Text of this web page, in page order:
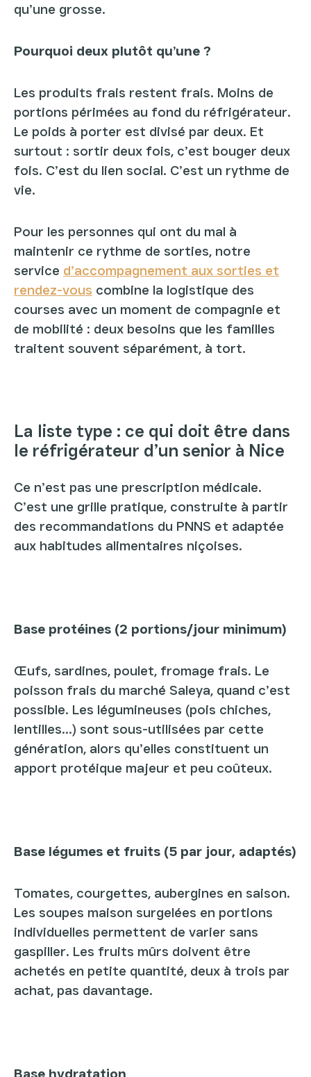
qu’une grosse.
Pourquoi deux plutôt qu’une ?
Les produits frais restent frais. Moins de
portions périmées au fond du réfrigérateur.
Le poids à porter est divisé par deux. Et
surtout : sortir deux fois, c’est bouger deux
fois. C’est du lien social. C’est un rythme de
vie.
Pour les personnes qui ont du mal à
maintenir ce rythme de sorties, notre
service d’accompagnement aux sorties et
rendez-vous combine la logistique des
courses avec un moment de compagnie et
de mobilité : deux besoins que les familles
traitent souvent séparément, à tort.
La liste type : ce qui doit être dans
le réfrigérateur d’un senior à Nice
Ce n’est pas une prescription médicale.
C’est une grille pratique, construite à partir
des recommandations du PNNS et adaptée
aux habitudes alimentaires niçoises.
Base protéines (2 portions/jour minimum)
Œufs, sardines, poulet, fromage frais. Le
poisson frais du marché Saleya, quand c’est
possible. Les légumineuses (pois chiches,
lentilles...) sont sous-utilisées par cette
génération, alors qu’elles constituent un
apport protéique majeur et peu coûteux.
Base légumes et fruits (5 par jour, adaptés)
Tomates, courgettes, aubergines en saison.
Les soupes maison surgelées en portions
individuelles permettent de varier sans
gaspiller. Les fruits mûrs doivent être
achetés en petite quantité, deux à trois par
achat, pas davantage.
Base hydratation